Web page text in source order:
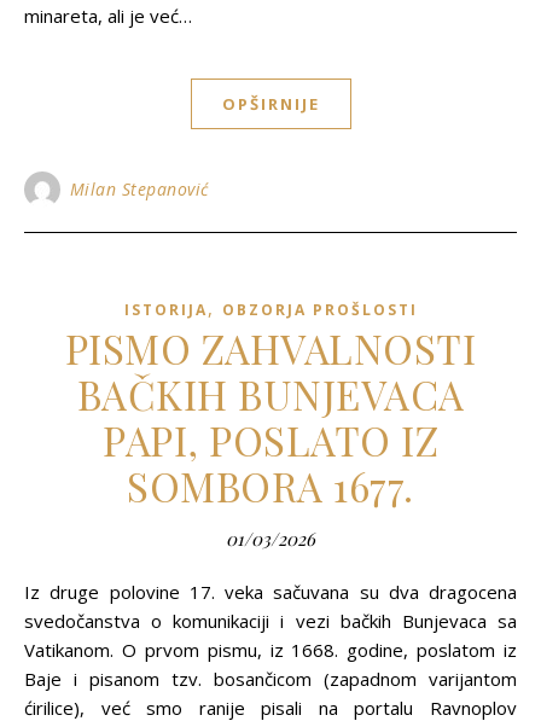
minareta, ali je već…
OPŠIRNIJE
Milan Stepanović
ISTORIJA, OBZORJA PROŠLOSTI
PISMO ZAHVALNOSTI
BAČKIH BUNJEVACA
PAPI, POSLATO IZ
SOMBORA 1677.
01/03/2026
Iz druge polovine 17. veka sačuvana su dva dragocena
svedočanstva o komunikaciji i vezi bačkih Bunjevaca sa
Vatikanom. O prvom pismu, iz 1668. godine, poslatom iz
Baje i pisanom tzv. bosančicom (zapadnom varijantom
ćirilice), već smo ranije pisali na portalu Ravnoplov